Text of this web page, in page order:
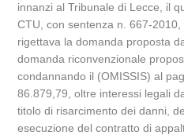
innanzi al Tribunale di Lecce, il
CTU, con sentenza n. 667-2010,
rigettava la domanda proposta
domanda riconvenzionale
condannando il (OMISSIS) al
86.879,79, oltre interessi legali
titolo di risarcimento dei danni,
esecuzione del contratto di